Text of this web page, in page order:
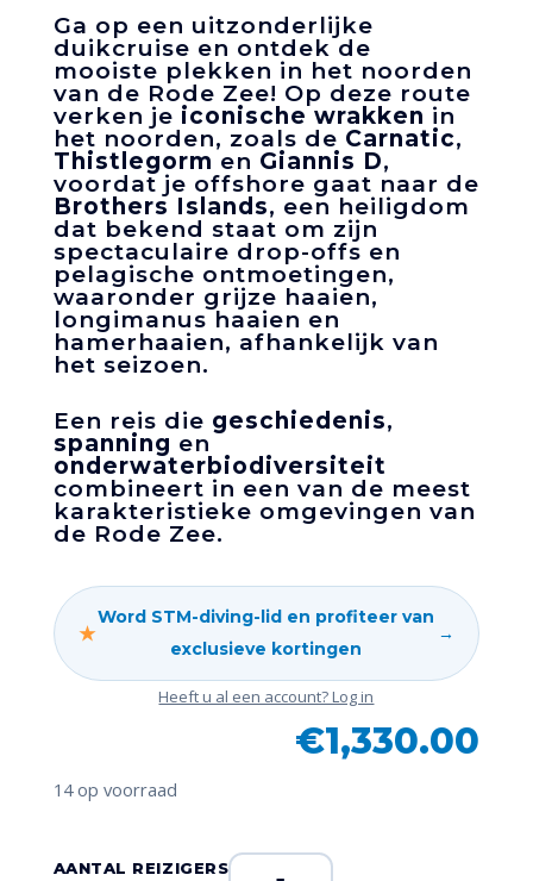
Ga op een uitzonderlijke
duikcruise en ontdek de
mooiste plekken in het noorden
van de Rode Zee! Op deze route
verken je iconische wrakken in
het noorden, zoals de Carnatic,
Thistlegorm en Giannis D,
voordat je offshore gaat naar de
Brothers Islands, een heiligdom
dat bekend staat om zijn
spectaculaire drop-offs en
pelagische ontmoetingen,
waaronder grijze haaien,
longimanus haaien en
hamerhaaien, afhankelijk van
het seizoen.
Een reis die geschiedenis,
spanning en
onderwaterbiodiversiteit
combineert in een van de meest
karakteristieke omgevingen van
de Rode Zee.
★
Word STM-diving-lid en profiteer van
exclusieve kortingen
→
Heeft u al een account? Log in
€1,330.00
14 op voorraad
AANTAL REIZIGERSVertrek